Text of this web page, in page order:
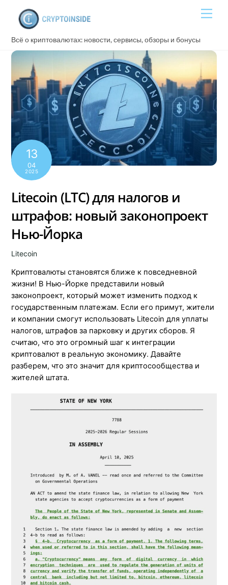
content
Всё о криптовалютах: новости, сервисы, обзоры и бонусы
13
04
2025
Litecoin (LTC) для налогов и
штрафов: новый законопроект
Нью-Йорка
Litecoin
Криптовалюты становятся ближе к повседневной
жизни! В Нью-Йорке представили новый
законопроект, который может изменить подход к
государственным платежам. Если его примут, жители
и компании смогут использовать Litecoin для уплаты
налогов, штрафов за парковку и других сборов. Я
считаю, что это огромный шаг к интеграции
криптовалют в реальную экономику. Давайте
разберем, что это значит для криптосообщества и
жителей штата.